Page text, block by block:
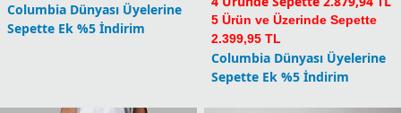
Columbia Dünyası Üyelerine
Sepette Ek %5 İndirim
5 Ürün ve Üzerinde Sepette
2.399,95 TL
Columbia Dünyası Üyelerine
Sepette Ek %5 İndirim